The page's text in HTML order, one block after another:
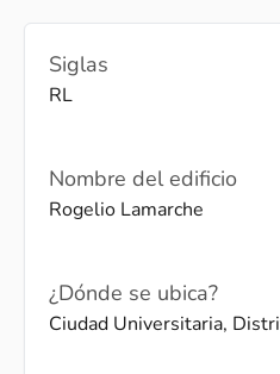
Siglas
RL
Nombre del edificio
Rogelio Lamarche
¿Dónde se ubica?
Ciudad Universitaria,